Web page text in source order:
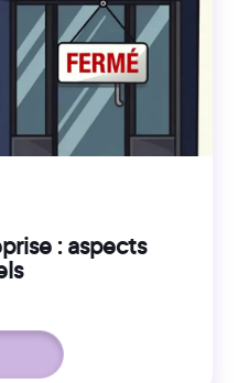
: aspects